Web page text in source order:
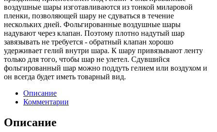
воздушные шары изготавливаются из тонкой миларовой
пленки, позволяющей шару не сдуваться в течение
нескольких дней. Фольгированные воздушные шары
надувают через клапан. Поэтому плотно надутый шар
завязывать не требуется - обратный клапан хорошо
удерживает гелий внутри шара. К шару привязывают ленту
только для того, чтобы шар не улетел. Сдувшийся
фольгированный шар можно поддуть гелием или воздухом и
он всегда будет иметь товарный вид.
Описание
Комментарии
Описание